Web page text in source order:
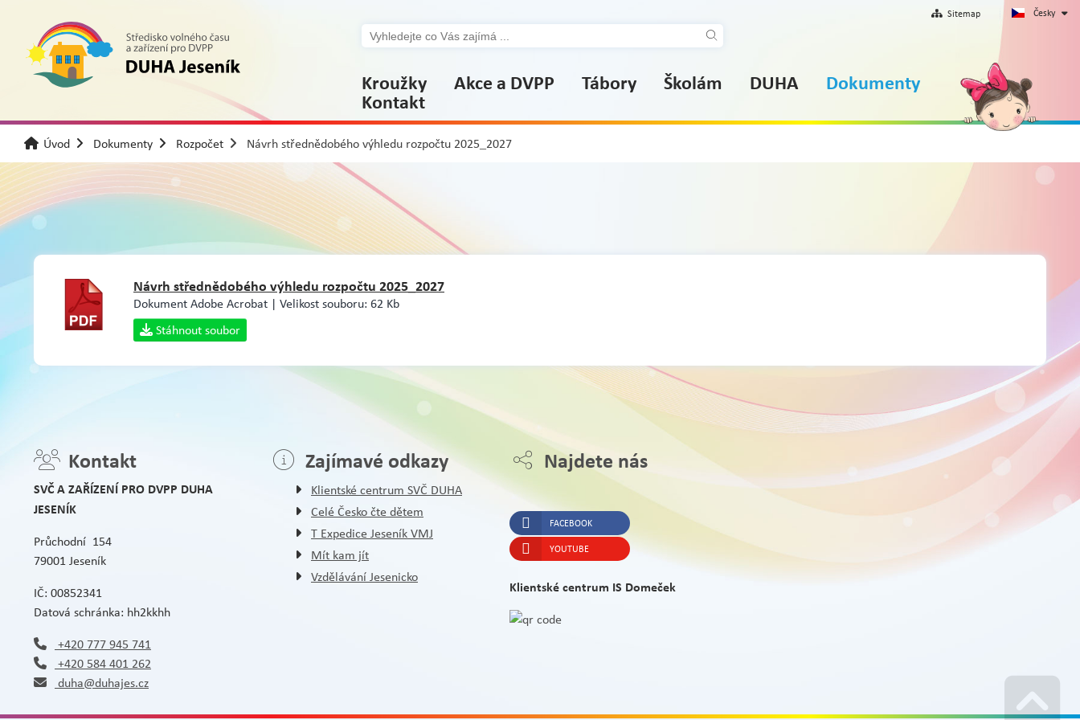
Česky
Sitemap
Kroužky Akce a DVPP Tábory Školám DUHA Dokumenty
Kontakt
Úvod Dokumenty Rozpočet Návrh střednědobého výhledu rozpočtu 2025_2027
Návrh střednědobého výhledu rozpočtu 2025_2027
Dokument Adobe Acrobat | Velikost souboru: 62 Kb
Stáhnout soubor
Kontakt
SVČ A ZAŘÍZENÍ PRO DVPP DUHA
JESENÍK
Průchodní 154
79001 Jeseník
IČ: 00852341
Datová schránka: hh2kkhh
+420 777 945 741
+420 584 401 262
duha@duhajes.cz
Zajímavé odkazy
Klientské centrum SVČ DUHA
Celé Česko čte dětem
T Expedice Jeseník VMJ
Mít kam jít
Vzdělávání Jesenicko
Najdete nás
FACEBOOK
YOUTUBE
Klientské centrum IS Domeček